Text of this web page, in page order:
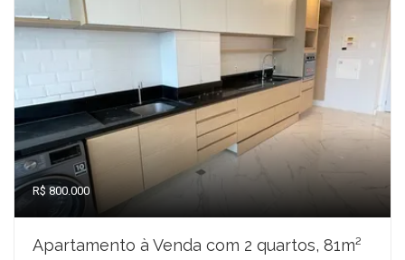
R$ 800.000
Apartamento à Venda com 2 quartos, 81m²